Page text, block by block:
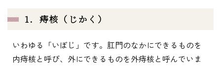
1．痔核（じかく）
いわゆる「いぼじ」です。肛門のなかにできるものを
内痔核と呼び、外にできるものを外痔核と呼んでいま